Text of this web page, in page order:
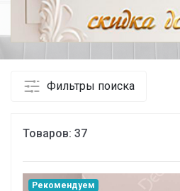
Фильтры поиска
Товаров: 37
Рекомендуем